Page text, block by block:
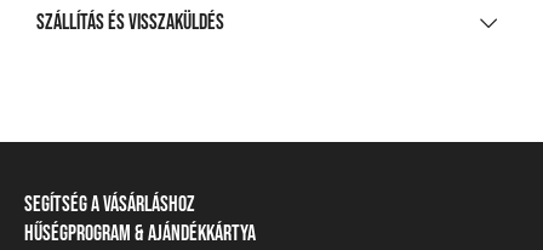
ANYAGÖSSZETÉTEL
Nem fehéríthető!
Szállítás és visszaküldés
Csomagpontra, automatába
990 Ft-tól
Segítség a vásárláshoz
Szállítási információ
Hűségprogram & Ajándékkártya